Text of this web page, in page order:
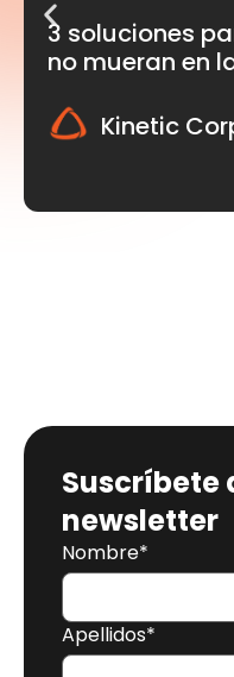
3 soluciones
no mueran en
Kinetic
Suscríbete
newsletter
Nombre*
Apellidos*